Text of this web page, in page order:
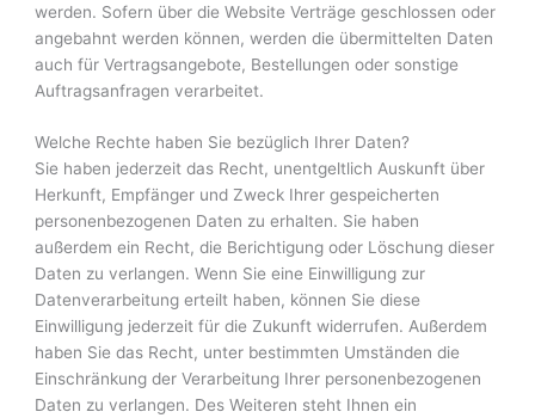
werden. Sofern über die Website Verträge geschlossen oder
angebahnt werden können, werden die übermittelten Daten
auch für Vertragsangebote, Bestellungen oder sonstige
Auftragsanfragen verarbeitet.
Welche Rechte haben Sie bezüglich Ihrer Daten?
Sie haben jederzeit das Recht, unentgeltlich Auskunft über
Herkunft, Empfänger und Zweck Ihrer gespeicherten
personenbezogenen Daten zu erhalten. Sie haben
außerdem ein Recht, die Berichtigung oder Löschung dieser
Daten zu verlangen. Wenn Sie eine Einwilligung zur
Datenverarbeitung erteilt haben, können Sie diese
Einwilligung jederzeit für die Zukunft widerrufen. Außerdem
haben Sie das Recht, unter bestimmten Umständen die
Einschränkung der Verarbeitung Ihrer personenbezogenen
Daten zu verlangen. Des Weiteren steht Ihnen ein